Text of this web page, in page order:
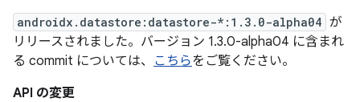
androidx.datastore:datastore-*:1.3.0-alpha04 が
リリースされました。バージョン 1.3.0-alpha04 に含まれ
る commit については、 こちらをご覧ください。
API の変更